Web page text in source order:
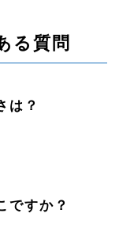
る質問
は？
すか？